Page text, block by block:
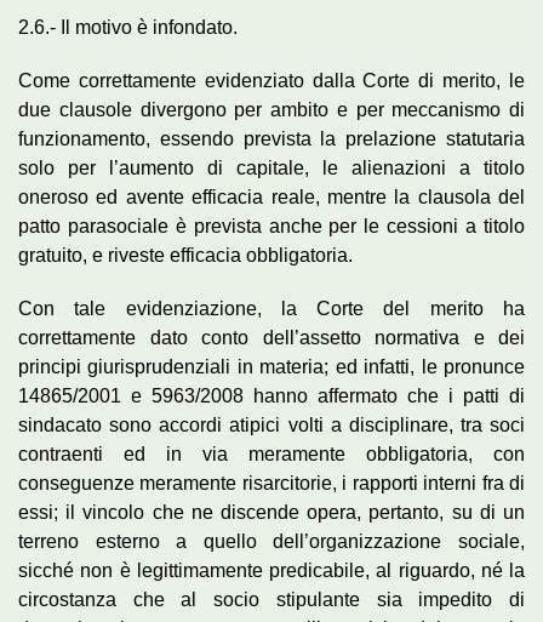
2.6.- Il motivo è infondato.
Come correttamente evidenziato dalla Corte di merito, le
due clausole divergono per ambito e per meccanismo di
funzionamento, essendo prevista la prelazione statutaria
solo per l’aumento di capitale, le alienazioni a titolo
oneroso ed avente efficacia reale, mentre la clausola del
patto parasociale è prevista anche per le cessioni a titolo
gratuito, e riveste efficacia obbligatoria.
Con tale evidenziazione, la Corte del merito ha
correttamente dato conto dell’assetto normativa e dei
principi giurisprudenziali in materia; ed infatti, le pronunce
14865/2001 e 5963/2008 hanno affermato che i patti di
sindacato sono accordi atipici volti a disciplinare, tra soci
contraenti ed in via meramente obbligatoria, con
conseguenze meramente risarcitorie, i rapporti interni fra di
essi; il vincolo che ne discende opera, pertanto, su di un
terreno esterno a quello dell’organizzazione sociale,
sicché non è legittimamente predicabile, al riguardo, né la
circostanza che al socio stipulante sia impedito di